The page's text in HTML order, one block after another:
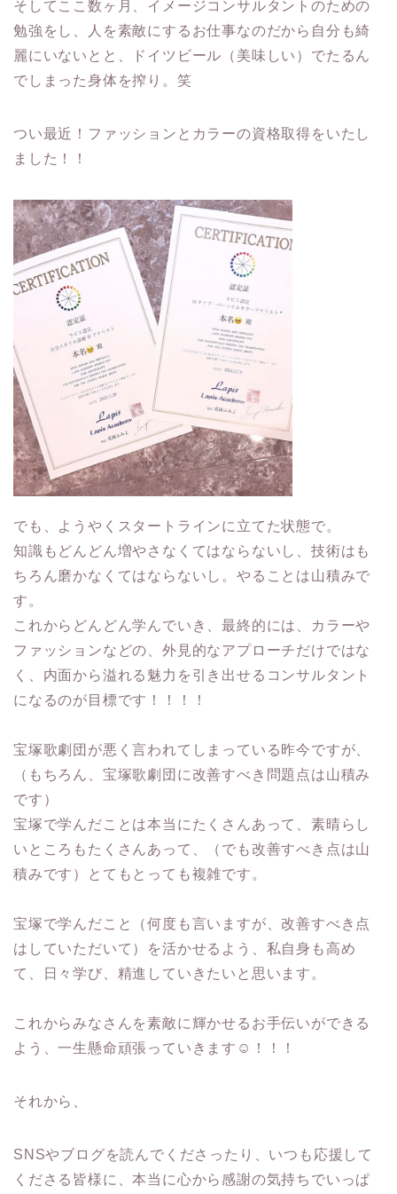
そしてここ数ヶ月、イメージコンサルタントのための
勉強をし、人を素敵にするお仕事なのだから自分も綺
麗にいないとと、ドイツビール（美味しい）でたるん
でしまった身体を搾り。笑
つい最近！ファッションとカラーの資格取得をいたし
ました！！
でも、ようやくスタートラインに立てた状態で。
知識もどんどん増やさなくてはならないし、技術はも
ちろん磨かなくてはならないし。やることは山積みで
す。
これからどんどん学んでいき、最終的には、カラーや
ファッションなどの、外見的なアプローチだけではな
く、内面から溢れる魅力を引き出せるコンサルタント
になるのが目標です！！！！
宝塚歌劇団が悪く言われてしまっている昨今ですが、
（もちろん、宝塚歌劇団に改善すべき問題点は山積み
です）
宝塚で学んだことは本当にたくさんあって、素晴らし
いところもたくさんあって、（でも改善すべき点は山
積みです）とてもとっても複雑です。
宝塚で学んだこと（何度も言いますが、改善すべき点
はしていただいて）を活かせるよう、私自身も高め
て、日々学び、精進していきたいと思います。
これからみなさんを素敵に輝かせるお手伝いができる
よう、一生懸命頑張っていきます☺︎！！！
それから、
SNSやブログを読んでくださったり、いつも応援して
くださる皆様に、本当に心から感謝の気持ちでいっぱ